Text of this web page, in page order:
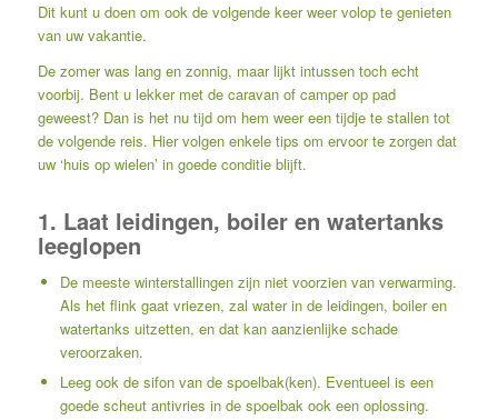
Dit kunt u doen om ook de volgende keer weer volop te genieten
van uw vakantie.
De zomer was lang en zonnig, maar lijkt intussen toch echt
voorbij. Bent u lekker met de caravan of camper op pad
geweest? Dan is het nu tijd om hem weer een tijdje te stallen tot
de volgende reis. Hier volgen enkele tips om ervoor te zorgen dat
uw ‘huis op wielen’ in goede conditie blijft.
1. Laat leidingen, boiler en watertanks
leeglopen
De meeste winterstallingen zijn niet voorzien van verwarming.
Als het flink gaat vriezen, zal water in de leidingen, boiler en
watertanks uitzetten, en dat kan aanzienlijke schade
veroorzaken.
Leeg ook de sifon van de spoelbak(ken). Eventueel is een
goede scheut antivries in de spoelbak ook een oplossing.